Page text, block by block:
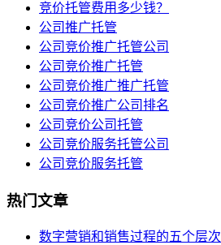
竞价托管费用多少钱？
公司推广托管
公司竞价推广托管公司
公司竞价推广托管
公司竞价推广推广托管
公司竞价推广公司排名
公司竞价公司托管
公司竞价服务托管公司
公司竞价服务托管
热门文章
数字营销和销售过程的五个层次